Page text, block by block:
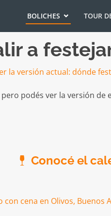
BOLICHES TOUR
a
podés ver la versión de
Conocé el